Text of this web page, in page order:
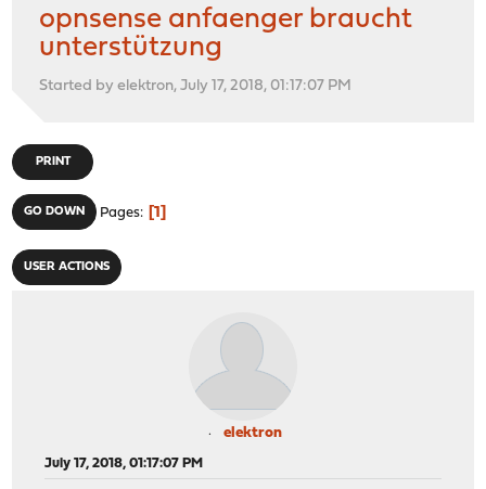
opnsense anfaenger braucht
unterstützung
Started by elektron, July 17, 2018, 01:17:07 PM
PRINT
GO DOWN Pages 1
USER ACTIONS
elektron
July 17, 2018, 01:17:07 PM